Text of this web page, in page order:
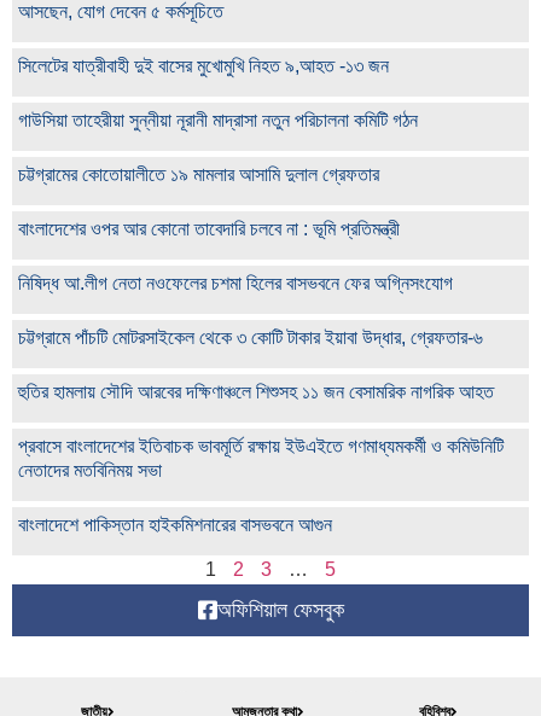
আসছেন, যোগ দেবেন ৫ কর্মসূচিতে
সিলেটের যাত্রীবাহী দুই বাসের মুখোমুখি নিহত ৯,আহত -১৩ জন
গাউসিয়া তাহেরীয়া সুন্নীয়া নূরানী মাদ্রাসা নতুন পরিচালনা কমিটি গঠন
চট্টগ্রামের কোতোয়ালীতে ১৯ মামলার আসামি দুলাল গ্রেফতার
বাংলাদেশের ওপর আর কোনো তাবেদারি চলবে না : ভূমি প্রতিমন্ত্রী
নিষিদ্ধ আ.লীগ নেতা নওফেলের চশমা হিলের বাসভবনে ফের অগ্নিসংযোগ
চট্টগ্রামে পাঁচটি মোটরসাইকেল থেকে ৩ কোটি টাকার ইয়াবা উদ্ধার, গ্রেফতার-৬
হুতির হামলায় সৌদি আরবের দক্ষিণাঞ্চলে শিশুসহ ১১ জন বেসামরিক নাগরিক আহত
প্রবাসে বাংলাদেশের ইতিবাচক ভাবমূর্তি রক্ষায় ইউএইতে গণমাধ্যমকর্মী ও কমিউনিটি
নেতাদের মতবিনিময় সভা
বাংলাদেশে পাকিস্তান হাইকমিশনারের বাসভবনে আগুন
1 2 3 … 5
অফিশিয়াল ফেসবুক
জাতীয় আমজনতার কথা বহিবিশ্ব